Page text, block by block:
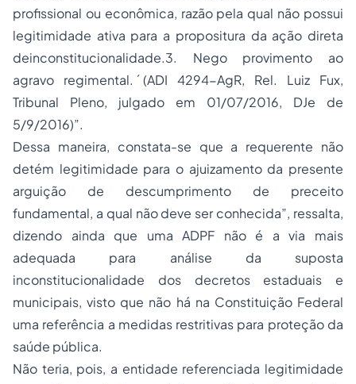
profissional ou econômica, razão pela qual não possui
legitimidade ativa para a propositura da ação direta
deinconstitucionalidade.3. Nego provimento ao
agravo regimental. ́(ADI 4294-AgR, Rel. Luiz Fux,
Tribunal Pleno, julgado em 01/07/2016, DJe de
5/9/2016)”.
Dessa maneira, constata-se que a requerente não
detém legitimidade para o ajuizamento da presente
arguição de descumprimento de preceito
fundamental, a qual não deve ser conhecida”, ressalta,
dizendo ainda que uma ADPF não é a via mais
adequada para análise da suposta
inconstitucionalidade dos decretos estaduais e
municipais, visto que não há na Constituição Federal
uma referência a medidas restritivas para proteção da
saúde pública.
Não teria, pois, a entidade referenciada legitimidade